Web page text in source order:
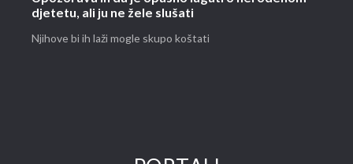
djetetu, ali ju ne žele slušati
Njihove bi ih laži mogle skupo koštati